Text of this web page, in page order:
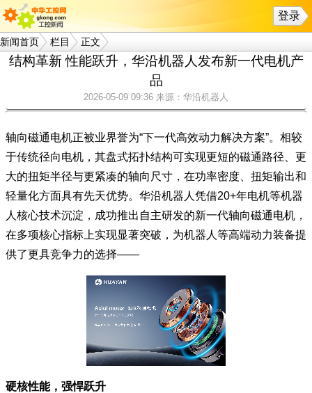
登录
新闻首页 栏目 正文
结构革新 性能跃升，华沿机器人发布新一代电机产
品
2026-05-09 09:36 来源：华沿机器人
轴向磁通电机正被业界誉为“下一代高效动力解决方案”。相较
于传统径向电机，其盘式拓扑结构可实现更短的磁通路径、更
大的扭矩半径与更紧凑的轴向尺寸，在功率密度、扭矩输出和
轻量化方面具有先天优势。华沿机器人凭借20+年电机等机器
人核心技术沉淀，成功推出自主研发的新一代轴向磁通电机，
在多项核心指标上实现显著突破，为机器人等高端动力装备提
供了更具竞争力的选择——
硬核性能，强悍跃升